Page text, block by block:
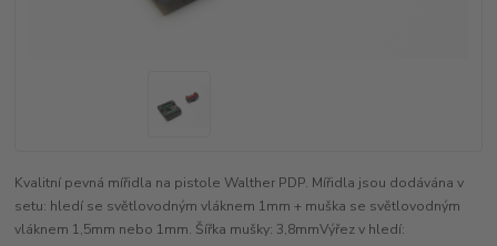
Kvalitní pevná mířidla na pistole Walther PDP. Mířidla jsou dodávána v
setu: hledí se světlovodným vláknem 1mm + muška se světlovodným
vláknem 1,5mm nebo 1mm. Šířka mušky: 3,8mmVýřez v hledí: